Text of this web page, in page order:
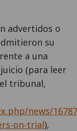
advertidos o
su
a una
(para leer
tribunal,
news/
on-trial),